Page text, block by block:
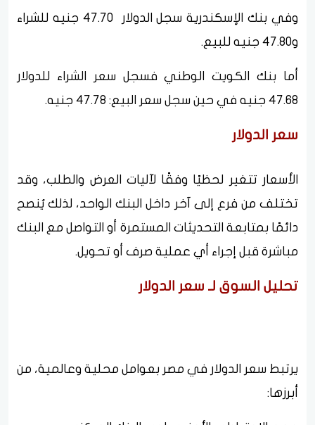
وفي بنك الإسكندرية سجل الدولار 47.70 جنيه للشراء
و47.80 جنيه للبيع.
أما بنك الكويت الوطني فسجل سعر الشراء للدولار
47.68 جنيه في حين سجل سعر البيع: 47.78 جنيه.
سعر الدولار
الأسعار تتغير لحظيًا وفقًا لآليات العرض والطلب، وقد
تختلف من فرع إلى آخر داخل البنك الواحد، لذلك يُنصح
دائمًا بمتابعة التحديثات المستمرة أو التواصل مع البنك
مباشرة قبل إجراء أي عملية صرف أو تحويل.
تحليل السوق لـ سعر الدولار
يرتبط سعر الدولار في مصر بعوامل محلية وعالمية، من
أبرزها: